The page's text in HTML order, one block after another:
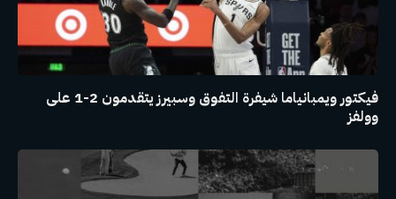
فيكتور ويمبانياما شيفرة التفوق وسبيرز يتقدمون 2-1 على
وولفز